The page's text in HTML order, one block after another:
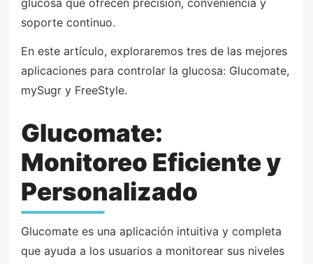
soporte continuo.
En este artículo, exploraremos tres de las mejores
aplicaciones para controlar la glucosa: Glucomate,
mySugr y FreeStyle.
Glucomate:
Monitoreo Eficiente y
Personalizado
Glucomate es una aplicación intuitiva y completa
que ayuda a los usuarios a monitorear sus niveles